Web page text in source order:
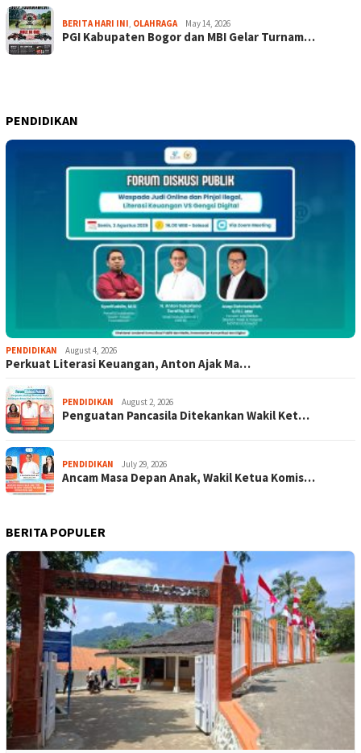
BERITA HARI INI, OLAHRAGA May 14, 2026
PGI Kabupaten Bogor dan MBI Gelar Turnam…
PENDIDIKAN
PENDIDIKAN August 4, 2026
Perkuat Literasi Keuangan, Anton Ajak Ma…
PENDIDIKAN August 2, 2026
Penguatan Pancasila Ditekankan Wakil Ket…
PENDIDIKAN July 29, 2026
Ancam Masa Depan Anak, Wakil Ketua Komis…
BERITA POPULER